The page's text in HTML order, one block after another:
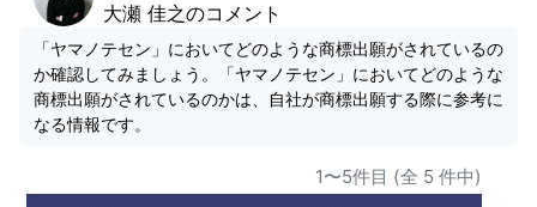
大瀬 佳之のコメント
「ヤマノテセン」においてどのような商標出願がされているの
か確認してみましょう。「ヤマノテセン」においてどのような
商標出願がされているのかは、自社が商標出願する際に参考に
なる情報です。
1〜5件目 (全 5 件中)